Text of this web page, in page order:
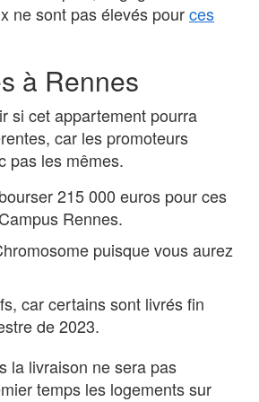
ne sont pas élevés pources
à Rennes
si cet appartement pourra
car les promoteurs
pas les mêmes.
215 000 euros pour ces
Rennes.
puisque vous aurez
car certains sont livrés fin
de 2023.
la livraison ne sera pas
temps les logements sur
des processus : les
indispensables pour structurer
son organisation
1 mois fsqp_fr
la cartographie des processus
aujourd’hui un levier stratégique
structurer efficacement une organisation.
claire et partagée des...